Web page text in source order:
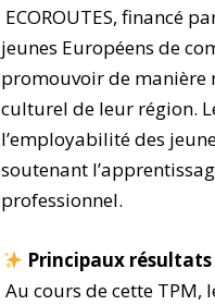
ECOROUTES, financé
jeunes Européens de
promouvoir de manière
culturel de leur région.
l’employabilité des
soutenant
professionnel.
Principaux
Au cours de cette TPM,